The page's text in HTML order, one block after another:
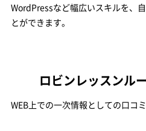
WordPressなど幅広いスキルを、
とができます。
ロビンレッスンル
WEB上での一次情報としての口コ